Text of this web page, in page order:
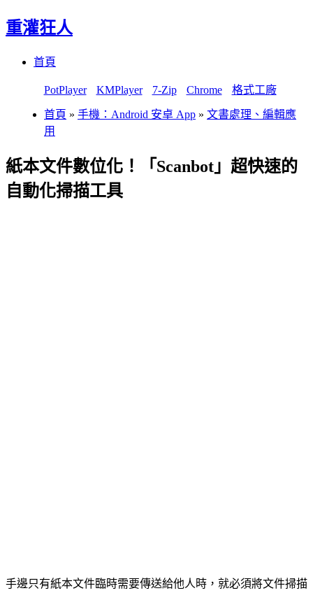
重灌狂人
首頁
PotPlayer KMPlayer 7-Zip Chrome 格式工廠
首頁 » 手機：Android 安卓 App » 文書處理、編輯應
用
紙本文件數位化！「Scanbot」超快速的
自動化掃描工具
手邊只有紙本文件臨時需要傳送給他人時，就必須將文件掃描